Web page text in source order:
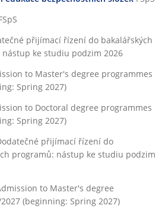
přijímací řízení do bakalářských
ke studiu podzim 2026
to Master's degree programmes
Spring 2027)
to Doctoral degree programmes
Spring 2027)
přijímací řízení do
programů: nástup ke studiu podzim
to Master's degree
(beginning: Spring 2027)